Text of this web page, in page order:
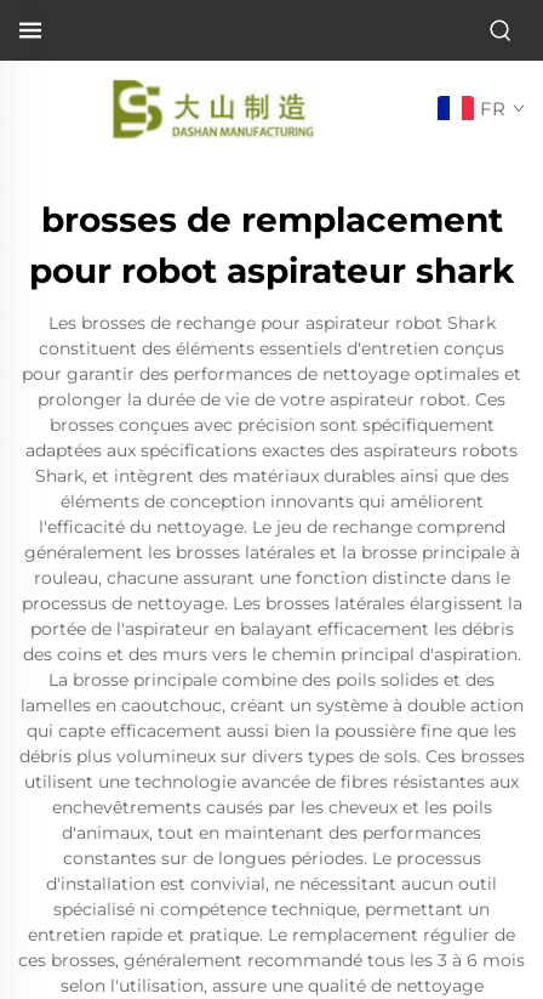
FR
brosses de remplacement
pour robot aspirateur shark
Les brosses de rechange pour aspirateur robot Shark
constituent des éléments essentiels d'entretien conçus
pour garantir des performances de nettoyage optimales et
prolonger la durée de vie de votre aspirateur robot. Ces
brosses conçues avec précision sont spécifiquement
adaptées aux spécifications exactes des aspirateurs robots
Shark, et intègrent des matériaux durables ainsi que des
éléments de conception innovants qui améliorent
l'efficacité du nettoyage. Le jeu de rechange comprend
généralement les brosses latérales et la brosse principale à
rouleau, chacune assurant une fonction distincte dans le
processus de nettoyage. Les brosses latérales élargissent la
portée de l'aspirateur en balayant efficacement les débris
des coins et des murs vers le chemin principal d'aspiration.
La brosse principale combine des poils solides et des
lamelles en caoutchouc, créant un système à double action
qui capte efficacement aussi bien la poussière fine que les
débris plus volumineux sur divers types de sols. Ces brosses
utilisent une technologie avancée de fibres résistantes aux
enchevêtrements causés par les cheveux et les poils
d'animaux, tout en maintenant des performances
constantes sur de longues périodes. Le processus
d'installation est convivial, ne nécessitant aucun outil
spécialisé ni compétence technique, permettant un
entretien rapide et pratique. Le remplacement régulier de
ces brosses, généralement recommandé tous les 3 à 6 mois
selon l'utilisation, assure une qualité de nettoyage